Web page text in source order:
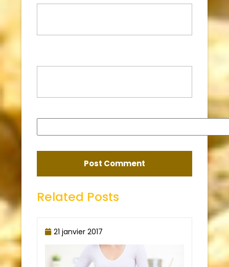
Related Posts
21 janvier 2017